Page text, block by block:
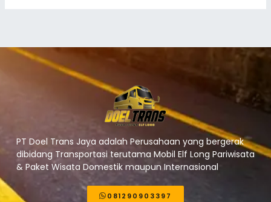
PT Doel Trans Jaya adalah Perusahaan yang bergerak
dibidang Transportasi terutama Mobil Elf Long Pariwisata
& Paket Wisata Domestik maupun Internasional
081290903397